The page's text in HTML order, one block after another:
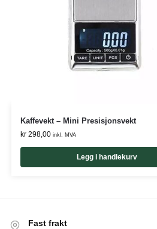
Kaffevekt – Mini Presisjonsvekt
kr298,00inkl. MVA
Legg i handlekurv
Fast frakt